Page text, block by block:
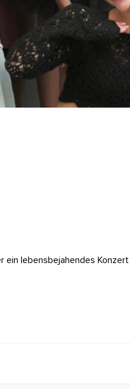
ein lebensbejahendes